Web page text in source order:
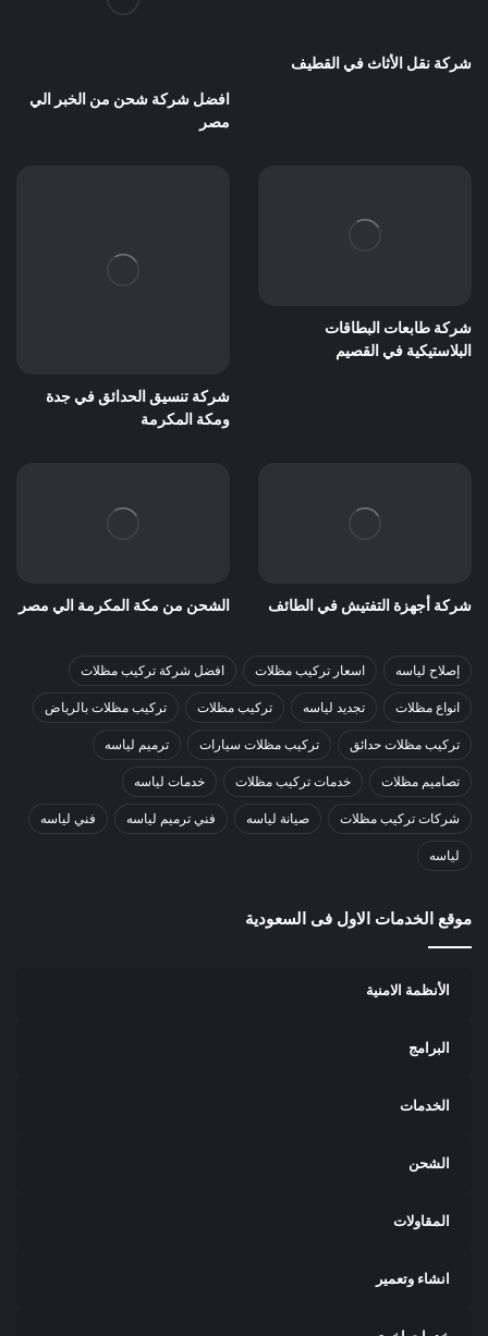
شركة نقل الأثاث في القطيف
افضل شركة شحن من الخبر الي
مصر
شركة طابعات البطاقات
البلاستيكية في القصيم
شركة تنسيق الحدائق في جدة
ومكة المكرمة
شركة أجهزة التفتيش في الطائف الشحن من مكة المكرمة الي مصر
إصلاح لياسه اسعار تركيب مظلات افضل شركة تركيب مظلات
انواع مظلات تجديد لياسه تركيب مظلات تركيب مظلات بالرياض
تركيب مظلات حدائق تركيب مظلات سيارات ترميم لياسه
تصاميم مظلات خدمات تركيب مظلات خدمات لياسه
شركات تركيب مظلات صيانة لياسه فني ترميم لياسه فني لياسه
لياسه
موقع الخدمات الاول فى السعودية
الأنظمة الامنية
البرامج
الخدمات
الشحن
المقاولات
انشاء وتعمير